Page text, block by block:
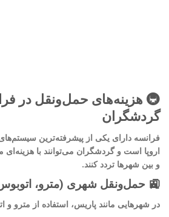
🚇 هزینه‌های حمل‌ونقل در
گردشگران
فرانسه دارای یکی از پیشرفته‌ترین
اروپا است و گردشگران می‌توانند با
و بین شهرها تردد کنند.
🚉 حمل‌ونقل شهری (مترو،
در شهرهایی مانند پاریس، استفاده از مترو